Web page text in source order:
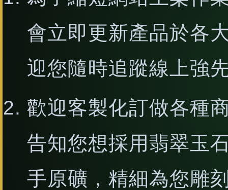
會立即更新產品於各
迎您隨時追蹤線上強
歡迎客製化訂做各種
告知您想採用翡翠玉
手原礦，精細為您雕